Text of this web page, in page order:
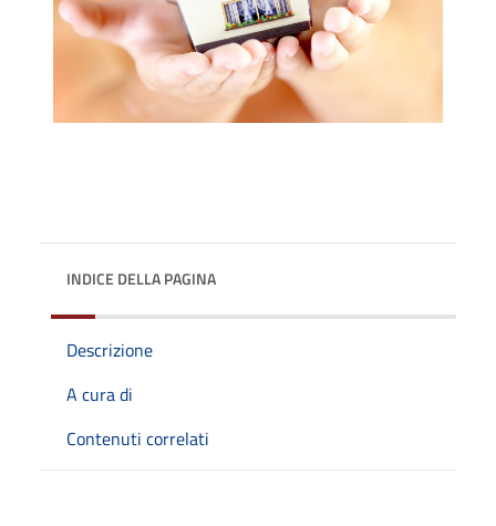
INDICE DELLA PAGINA
Descrizione
A cura di
Contenuti correlati